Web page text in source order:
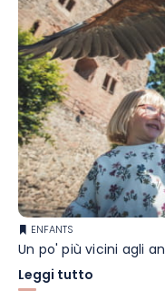
ENFANTS
Un po' più vicini agli
Leggi tutto